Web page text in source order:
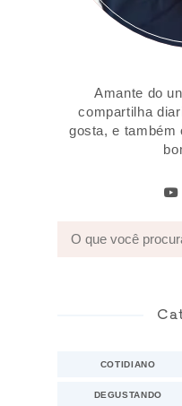
Amante do
compartilha
gosta, e também
COTIDIANO
DEGUSTANDO